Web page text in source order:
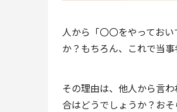
人から「〇〇をやってお
か？もちろん、これで当
その理由は、他人から言
合はどうでしょうか？お